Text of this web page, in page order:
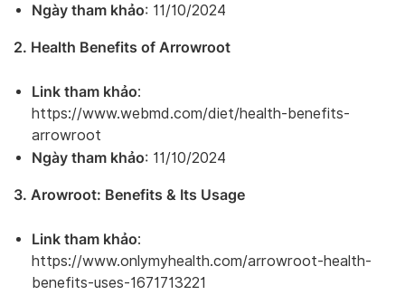
Ngày tham khảo: 11/10/2024
2. Health Benefits of Arrowroot
Link tham khảo:
https://www.webmd.com/diet/health-benefits-
arrowroot
Ngày tham khảo: 11/10/2024
3. Arowroot: Benefits & Its Usage
Link tham khảo:
https://www.onlymyhealth.com/arrowroot-health-
benefits-uses-1671713221